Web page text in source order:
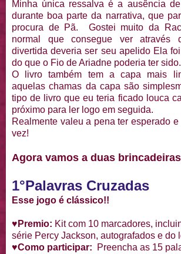
Minha única ressalva é a ausência
durante boa parte da narrativa, que
procura de Pã. Gostei muito da
normal que consegue ver através
divertida deveria ser seu apelido Ela
do que o Fio de Ariadne poderia ter sido.
O livro também tem a capa mais
aquelas chamas da capa são
tipo de livro que eu teria ficado louca
próximo para ler logo em seguida.
Realmente valeu a pena ter esperado
vez!
Agora vamos a duas
1°Palavras Cruzadas
Esse jogo é clássico!!
♥Premio: Kit com 10 marcadores,
série Percy Jackson, autografados e do
♥Como participar:
Preencha as 15